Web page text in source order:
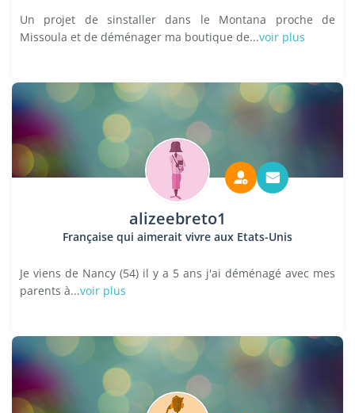
Un projet de sinstaller dans le Montana proche de
Missoula et de déménager ma boutique de...voir plus
alizeebreto1
Française qui aimerait vivre aux Etats-Unis
Je viens de Nancy (54) il y a 5 ans j'ai déménagé avec mes
parents à...voir plus